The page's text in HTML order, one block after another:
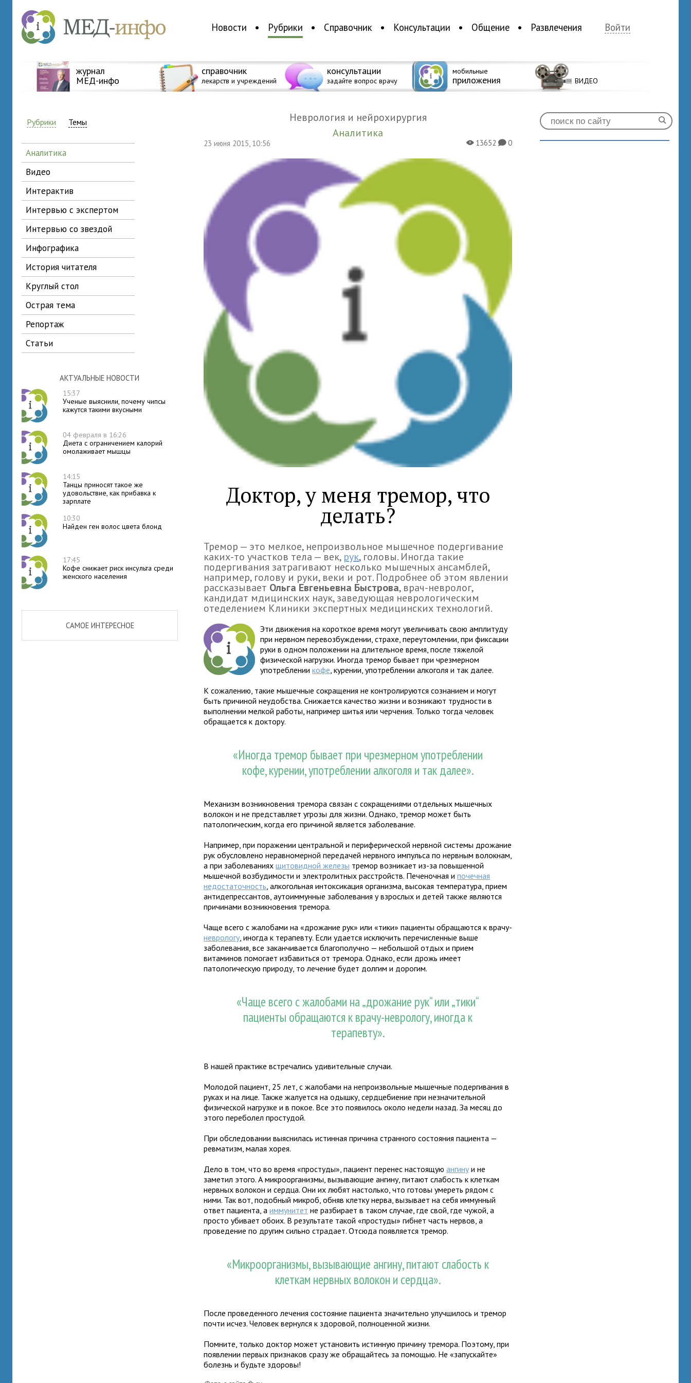
Новости Рубрики Справочник Консультации Общение Развлечения Войти
журнал
МЕД-инфо
справочник
лекарств и учреждений
консультации
задайте вопрос врачу
мобильные
приложения ВИДЕО
Рубрики Темы
аналитика
видео
интерактив
интервью с экспертом
интервью со звездой
инфографика
история читателя
круглый стол
острая тема
репортаж
статьи
АКТУАЛЬНЫЕ НОВОСТИ
15:37
Ученые выяснили, почему чипсы
кажутся такими вкусными
04 февраля в 16:26
Диета с ограничением калорий
омолаживает мышцы
14:15
Танцы приносят такое же
удовольствие, как прибавка к
зарплате
10:30
Найден ген волос цвета блонд
17:45
Кофе снижает риск инсульта среди
женского населения
САМОЕ ИНТЕРЕСНОЕ
Неврология и нейрохирургия
Аналитика
23 июня 2015, 10:56 X13652K0
Доктор, у меня тремор, что
делать?
Тремор — это мелкое, непроизвольное мышечное подергивание
каких-то участков тела — век, рук, головы. Иногда такие
подергивания затрагивают несколько мышечных ансамблей,
например, голову и руки, веки и рот. Подробнее об этом явлении
рассказывает Ольга Евгеньевна Быстрова, врач-невролог,
кандидат мдицинских наук, заведующая неврологическим
отеделением Клиники экспертных медицинских технологий.
Эти движения на короткое время могут увеличивать свою амплитуду
при нервном перевозбуждении, страхе, переутомлении, при фиксации
руки в одном положении на длительное время, после тяжелой
физической нагрузки. Иногда тремор бывает при чрезмерном
употреблениикофе, курении, употреблении алкоголя и так далее.
К сожалению, такие мышечные сокращения не контролируются сознанием и могут
быть причиной неудобства. Снижается качество жизни и возникают трудности в
выполнении мелкой работы, например шитья или черчения. Только тогда человек
обращается к доктору.
«Иногда тремор бывает при чрезмерном употреблении
кофе, курении, употреблении алкоголя и так далее».
Механизм возникновения тремора связан с сокращениями отдельных мышечных
волокон и не представляет угрозы для жизни. Однако, тремор может быть
патологическим, когда его причиной является заболевание.
Например, при поражении центральной и периферической нервной системы дрожание
рук обусловлено неравномерной передачей нервного импульса по нервным волокнам,
а при заболеванияхщитовидной железы тремор возникает из-за повышенной
мышечной возбудимости и электролитных расстройств. Печеночная ипочечная
недостаточность, алкогольная интоксикация организма, высокая температура, прием
антидепрессантов, аутоиммунные заболевания у взрослых и детей также являются
причинами возникновения тремора.
Чаще всего с жалобами на «дрожание рук» или «тики» пациенты обращаются к врачу-
неврологу, иногда к терапевту. Если удается исключить перечисленные выше
заболевания, все заканчивается благополучно — небольшой отдых и прием
витаминов помогает избавиться от тремора. Однако, если дрожь имеет
патологическую природу, то лечение будет долгим и дорогим.
«Чаще всего с жалобами на „дрожание рук“ или „тики“
пациенты обращаются к врачу-неврологу, иногда к
терапевту».
В нашей практике встречались удивительные случаи.
Молодой пациент, 25 лет, с жалобами на непроизвольные мышечные подергивания в
руках и на лице. Также жалуется на одышку, сердцебиение при незначительной
физической нагрузке и в покое. Все это появилось около недели назад. За месяц до
этого переболел простудой.
При обследовании выяснилась истинная причина странного состояния пациента —
ревматизм, малая хорея.
Дело в том, что во время «простуды», пациент перенес настоящуюангину и не
заметил этого. А микроорганизмы, вызывающие ангину, питают слабость к клеткам
нервных волокон и сердца. Они их любят настолько, что готовы умереть рядом с
ними. Так вот, подобный микроб, обняв клетку нерва, вызывает на себя иммунный
ответ пациента, аиммунитет не разбирает в таком случае, где свой, где чужой, а
просто убивает обоих. В результате такой «простуды» гибнет часть нервов, а
проведение по другим сильно страдает. Отсюда появляется тремор.
«Микроорганизмы, вызывающие ангину, питают слабость к
клеткам нервных волокон и сердца».
После проведенного лечения состояние пациента значительно улучшилось и тремор
почти исчез. Человек вернулся к здоровой, полноценной жизни.
Помните, только доктор может установить истинную причину тремора. Поэтому, при
появлении первых признаков сразу же обращайтесь за помощью. Не «запускайте»
болезнь и будьте здоровы!